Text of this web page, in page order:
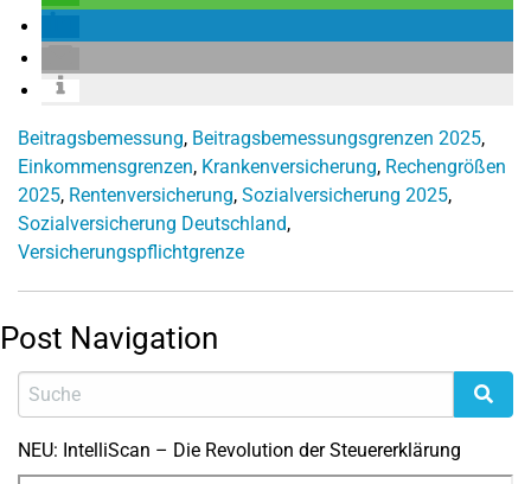
Beitragsbemessung, Beitragsbemessungsgrenzen 2025,
Einkommensgrenzen, Krankenversicherung, Rechengrößen
2025, Rentenversicherung, Sozialversicherung 2025,
Sozialversicherung Deutschland,
Versicherungspflichtgrenze
Post Navigation
NEU: IntelliScan – Die Revolution der Steuererklärung